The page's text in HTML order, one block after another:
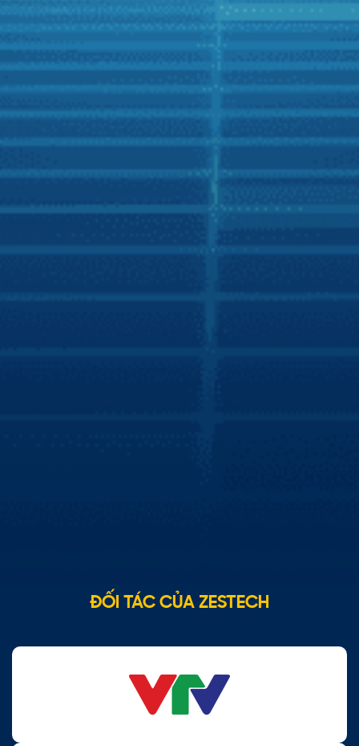
Zing
Người Việt có nhiều lựa chọn hơn với xe hơi
thông minh
cạnh tranh trên thị trường xe hơi đang mở ra nhiều cơ hội
trải nghiệm tiện nghi thông minh trên ôtô cho người Việt.
Zestech đã tích hợp thành công trợ lý tiếng Việt Kiki trên
nghiệm tiện ích thông minh trên xe hơi cho người Việt
ĐỐI TÁC CỦA ZESTECH